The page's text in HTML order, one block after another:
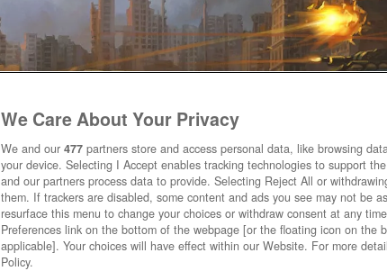
We Care About Your Privacy
We and our 477 partners store and access personal data, like browsing
your device. Selecting I Accept enables tracking technologies to support
and our partners process data to provide. Selecting Reject All or
them. If trackers are disabled, some content and ads you see may not be
resurface this menu to change your choices or withdraw consent at any
Preferences link on the bottom of the webpage [or the floating icon on the
applicable]. Your choices will have effect within our Website. For more
Policy.